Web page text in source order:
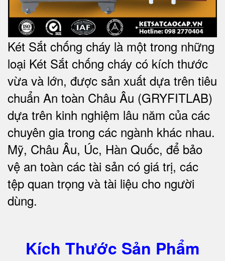
Két Sắt chống cháy là một trong những
loại Két Sắt chống cháy có kích thước
vừa và lớn, được sản xuất dựa trên tiêu
chuẩn An toàn Châu Âu (GRYFITLAB)
dựa trên kinh nghiệm lâu năm của các
chuyên gia trong các ngành khác nhau.
Mỹ, Châu Âu, Úc, Hàn Quốc, để bảo
vệ an toàn các tài sản có giá trị, các
tệp quan trọng và tài liệu cho người
dùng.
Kích Thước Sản Phẩm